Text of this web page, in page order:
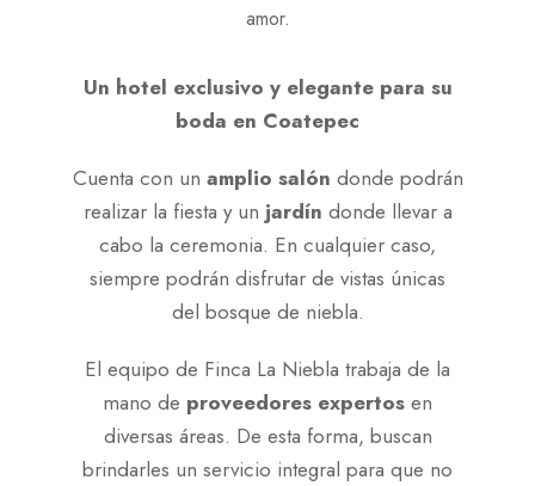
amor.
Un hotel exclusivo y elegante para su
boda en Coatepec
Cuenta con un amplio salón donde podrán
realizar la fiesta y un jardín donde llevar a
cabo la ceremonia. En cualquier caso,
siempre podrán disfrutar de vistas únicas
del bosque de niebla.
El equipo de Finca La Niebla trabaja de la
mano de proveedores expertos en
diversas áreas. De esta forma, buscan
brindarles un servicio integral para que no